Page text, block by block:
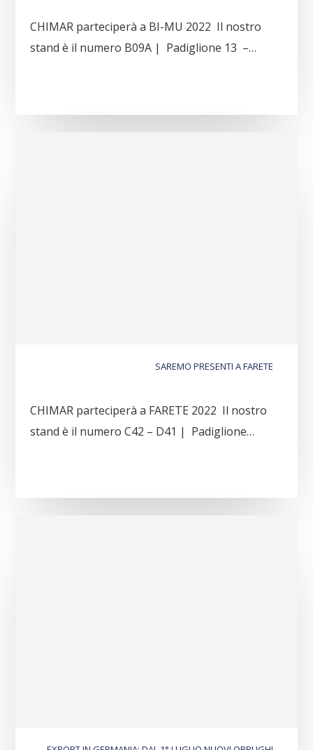
CHIMAR parteciperà a BI-MU 2022 Il nostro
stand è il numero B09A | Padiglione 13 –…
SAREMO PRESENTI A FARETE
CHIMAR parteciperà a FARETE 2022 Il nostro
stand è il numero C42 – D41 | Padiglione…